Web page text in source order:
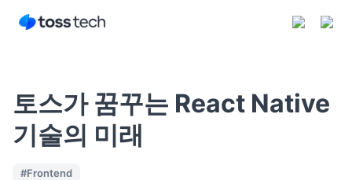
구독하기
토스가 꿈꾸는 React Native
기술의 미래
#Frontend